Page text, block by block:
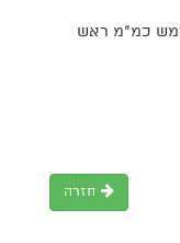
כמ"מ ראש
חזרה